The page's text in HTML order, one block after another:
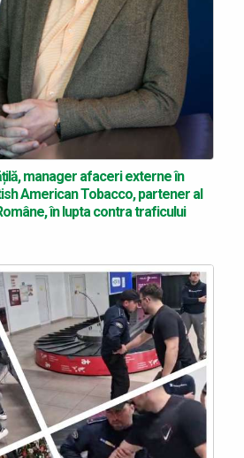
manager afaceri externe în
American Tobacco, partener al
în lupta contra traficului